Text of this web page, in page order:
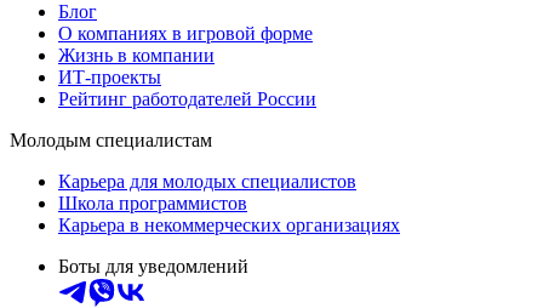
Блог
О компаниях в игровой форме
Жизнь в компании
ИТ-проекты
Рейтинг работодателей России
Молодым специалистам
Карьера для молодых специалистов
Школа программистов
Карьера в некоммерческих организациях
Боты для уведомлений